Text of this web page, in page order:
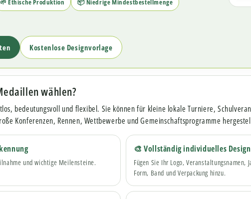
🌱 Ethische Produktion
📦 Niedrige Mindestbestellmenge
Kostenlose Designvorlage
wählen?
bedeutungsvoll und flexibel. Sie können für kleine lokale Turniere,
Konferenzen, Rennen, Wettbewerbe und Gemeinschaftsprogramme
und wichtige Meilensteine.
🎨 Vollständig individuelles Design
Fügen Sie Ihr Logo, Veranstaltungsnamen,
Form, Band und Verpackung hinzu.